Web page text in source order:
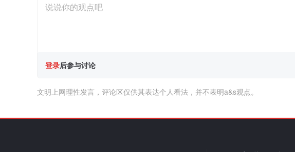
登录后参与讨论
文明上网理性发言，评论区仅供其表达个人看法，并不表明a&s观点。